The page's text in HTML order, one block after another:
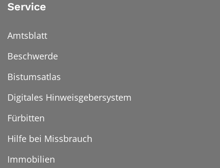
Service
Amtsblatt
Beschwerde
Bistumsatlas
Digitales Hinweisgebersystem
Fürbitten
Hilfe bei Missbrauch
Immobilien